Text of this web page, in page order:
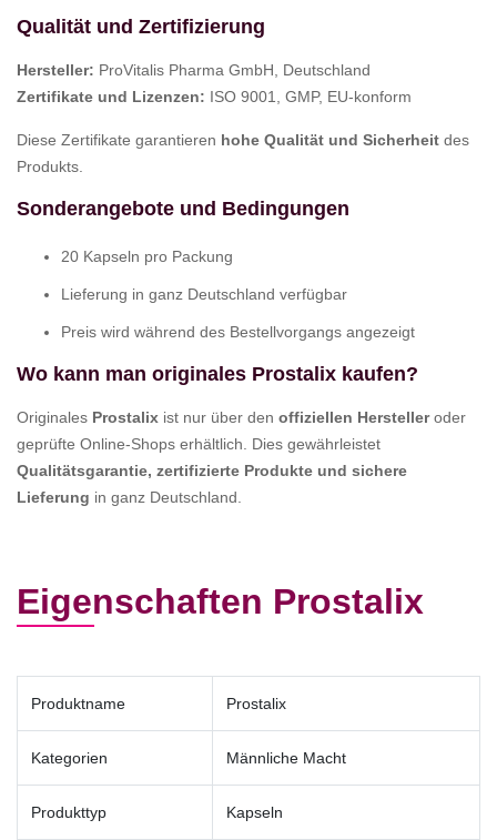
Qualität und Zertifizierung
Hersteller: ProVitalis Pharma GmbH, Deutschland
Zertifikate und Lizenzen: ISO 9001, GMP, EU-konform
Diese Zertifikate garantieren hohe Qualität und Sicherheit des
Produkts.
Sonderangebote und Bedingungen
20 Kapseln pro Packung
Lieferung in ganz Deutschland verfügbar
Preis wird während des Bestellvorgangs angezeigt
Wo kann man originales Prostalix kaufen?
Originales Prostalix ist nur über den offiziellen Herstelleroder
geprüfte Online-Shops erhältlich. Dies gewährleistet
Qualitätsgarantie, zertifizierte Produkte und sichere
Lieferung in ganz Deutschland.
Eigenschaften Prostalix
Produktname Prostalix
Kategorien Männliche Macht
Produkttyp Kapseln